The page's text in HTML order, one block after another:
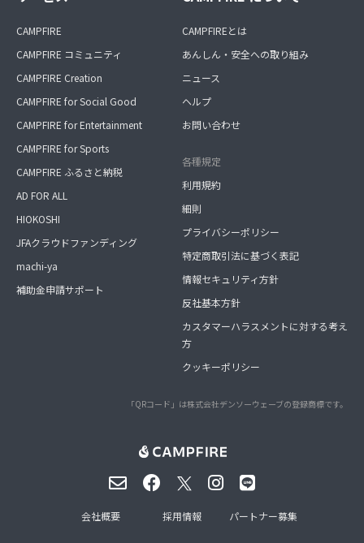
CAMPFIRE
CAMPFIRE コミュニティ
CAMPFIRE Creation
CAMPFIRE for Social Good
CAMPFIRE for Entertainment
CAMPFIRE for Sports
CAMPFIRE ふるさと納税
AD FOR ALL
HIOKOSHI
JFAクラウドファンディング
machi-ya
補助金申請サポート
CAMPFIREとは
あんしん・安全への取り組み
ニュース
ヘルプ
お問い合わせ
各種規定
利用規約
細則
プライバシーポリシー
特定商取引法に基づく表記
情報セキュリティ方針
反社基本方針
カスタマーハラスメントに対する考え
方
クッキーポリシー
「QRコード」は株式会社デンソーウェーブの登録商標です。
会社概要 採用情報 パートナー募集